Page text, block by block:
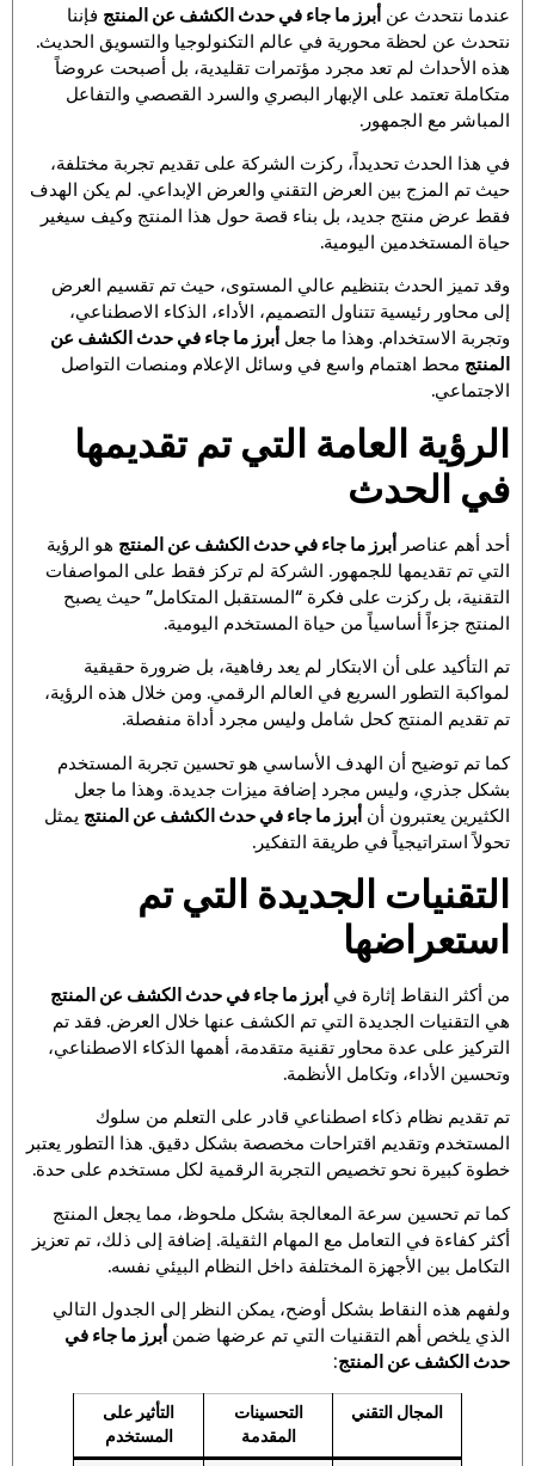
عندما نتحدث عن أبرز ما جاء في حدث الكشف عن المنتج فإننا
نتحدث عن لحظة محورية في عالم التكنولوجيا والتسويق الحديث.
هذه الأحداث لم تعد مجرد مؤتمرات تقليدية، بل أصبحت عروضاً
متكاملة تعتمد على الإبهار البصري والسرد القصصي والتفاعل
المباشر مع الجمهور.
في هذا الحدث تحديداً، ركزت الشركة على تقديم تجربة مختلفة،
حيث تم المزج بين العرض التقني والعرض الإبداعي. لم يكن الهدف
فقط عرض منتج جديد، بل بناء قصة حول هذا المنتج وكيف سيغير
حياة المستخدمين اليومية.
وقد تميز الحدث بتنظيم عالي المستوى، حيث تم تقسيم العرض
إلى محاور رئيسية تتناول التصميم، الأداء، الذكاء الاصطناعي،
وتجربة الاستخدام. وهذا ما جعل أبرز ما جاء في حدث الكشف عن
المنتج محط اهتمام واسع في وسائل الإعلام ومنصات التواصل
الاجتماعي.
الرؤية العامة التي تم تقديمها
في الحدث
أحد أهم عناصر أبرز ما جاء في حدث الكشف عن المنتج هو الرؤية
التي تم تقديمها للجمهور. الشركة لم تركز فقط على المواصفات
التقنية، بل ركزت على فكرة “المستقبل المتكامل” حيث يصبح
المنتج جزءاً أساسياً من حياة المستخدم اليومية.
تم التأكيد على أن الابتكار لم يعد رفاهية، بل ضرورة حقيقية
لمواكبة التطور السريع في العالم الرقمي. ومن خلال هذه الرؤية،
تم تقديم المنتج كحل شامل وليس مجرد أداة منفصلة.
كما تم توضيح أن الهدف الأساسي هو تحسين تجربة المستخدم
بشكل جذري، وليس مجرد إضافة ميزات جديدة. وهذا ما جعل
الكثيرين يعتبرون أن أبرز ما جاء في حدث الكشف عن المنتج يمثل
تحولاً استراتيجياً في طريقة التفكير.
التقنيات الجديدة التي تم
استعراضها
من أكثر النقاط إثارة في أبرز ما جاء في حدث الكشف عن المنتج
هي التقنيات الجديدة التي تم الكشف عنها خلال العرض. فقد تم
التركيز على عدة محاور تقنية متقدمة، أهمها الذكاء الاصطناعي،
وتحسين الأداء، وتكامل الأنظمة.
تم تقديم نظام ذكاء اصطناعي قادر على التعلم من سلوك
المستخدم وتقديم اقتراحات مخصصة بشكل دقيق. هذا التطور يعتبر
خطوة كبيرة نحو تخصيص التجربة الرقمية لكل مستخدم على حدة.
كما تم تحسين سرعة المعالجة بشكل ملحوظ، مما يجعل المنتج
أكثر كفاءة في التعامل مع المهام الثقيلة. إضافة إلى ذلك، تم تعزيز
التكامل بين الأجهزة المختلفة داخل النظام البيئي نفسه.
ولفهم هذه النقاط بشكل أوضح، يمكن النظر إلى الجدول التالي
الذي يلخص أهم التقنيات التي تم عرضها ضمن أبرز ما جاء في
حدث الكشف عن المنتج:
المجال التقني
التحسينات
المقدمة
التأثير على
المستخدم